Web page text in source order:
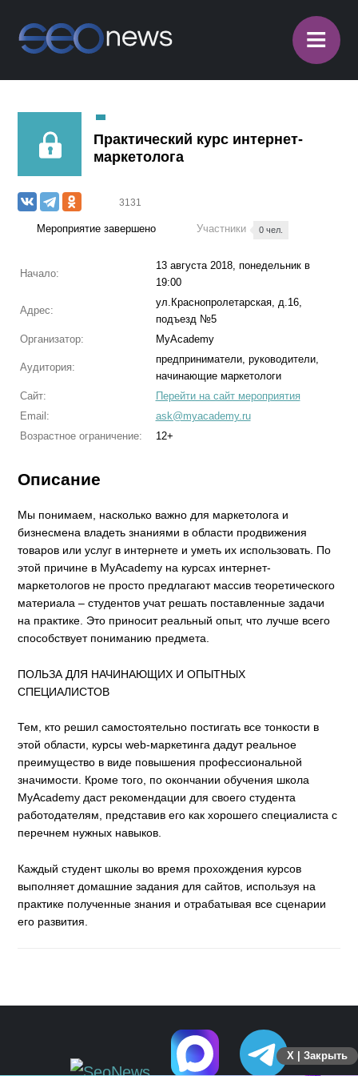
≡
Практический курс интернет-
маркетолога
3131
Мероприятие завершено Участники 0 чел.
Начало:
13 августа 2018, понедельник в
19:00
Адрес:
ул.Краснопролетарская, д.16,
подъезд №5
Организатор:
MyAcademy
Аудитория:
предприниматели, руководители,
начинающие маркетологи
Сайт:
Перейти на сайт мероприятия
Email:
ask@myacademy.ru
Возрастное ограничение:
12+
Описание
Мы понимаем, насколько важно для маркетолога и
бизнесмена владеть знаниями в области продвижения
товаров или услуг в интернете и уметь их использовать. По
этой причине в MyAcademy на курсах интернет-
маркетологов не просто предлагают массив теоретического
материала – студентов учат решать поставленные задачи
на практике. Это приносит реальный опыт, что лучше всего
способствует пониманию предмета.
ПОЛЬЗА ДЛЯ НАЧИНАЮЩИХ И ОПЫТНЫХ
СПЕЦИАЛИСТОВ
Тем, кто решил самостоятельно постигать все тонкости в
этой области, курсы web-маркетинга дадут реальное
преимущество в виде повышения профессиональной
значимости. Кроме того, по окончании обучения школа
MyAcademy даст рекомендации для своего студента
работодателям, представив его как хорошего специалиста с
перечнем нужных навыков.
Каждый студент школы во время прохождения курсов
выполняет домашние задания для сайтов, используя на
практике полученные знания и отрабатывая все сценарии
его развития.
X | Закрыть